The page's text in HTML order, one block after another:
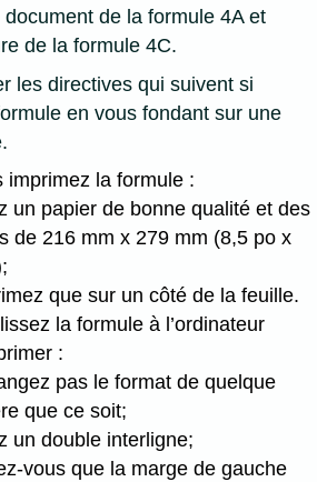
de la formule 4A et
de la formule 4C.
les directives qui suivent si
en vous fondant sur une
imprimez la formule :
un papier de bonne qualité et des
de 216 mm x 279 mm (8,5 po x
que sur un côté de la feuille.
la formule à l’ordinateur
:
pas le format de quelque
que ce soit;
un double interligne;
vous que la marge de gauche